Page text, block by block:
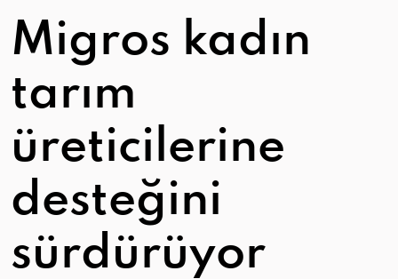
Migros kadın
tarım
üreticilerine
desteğini
sürdürüyor